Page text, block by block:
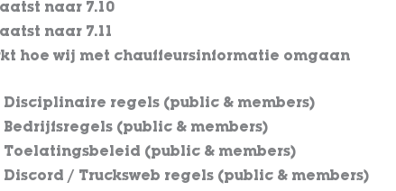
naar 7.10
naar 7.11
hoe wij met chauffeursinformatie omgaan
Disciplinaire regels (public & members)
Bedrijfsregels (public & members)
Toelatingsbeleid (public & members)
Discord / Trucksweb regels (public & members)